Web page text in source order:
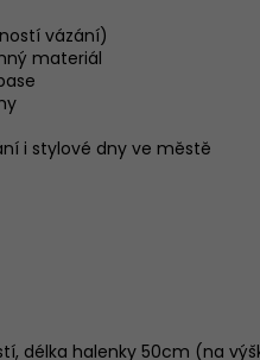
vázání)
materiál
i stylové dny ve městě
délka halenky 50cm (na